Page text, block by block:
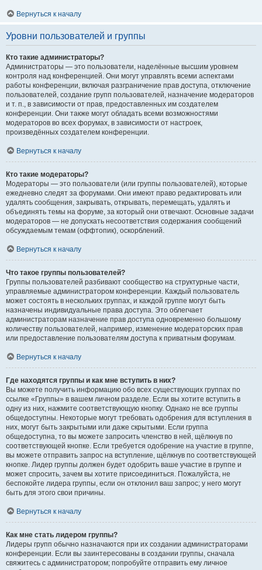
Вернуться к началу
Уровни пользователей и группы
Кто такие администраторы?
Администраторы — это пользователи, наделённые высшим уровнем
контроля над конференцией. Они могут управлять всеми аспектами
работы конференции, включая разграничение прав доступа, отключение
пользователей, создание групп пользователей, назначение модераторов
и т. п., в зависимости от прав, предоставленных им создателем
конференции. Они также могут обладать всеми возможностями
модераторов во всех форумах, в зависимости от настроек,
произведённых создателем конференции.
Вернуться к началу
Кто такие модераторы?
Модераторы — это пользователи (или группы пользователей), которые
ежедневно следят за форумами. Они имеют право редактировать или
удалять сообщения, закрывать, открывать, перемещать, удалять и
объединять темы на форуме, за который они отвечают. Основные задачи
модераторов — не допускать несоответствия содержания сообщений
обсуждаемым темам (оффтопик), оскорблений.
Вернуться к началу
Что такое группы пользователей?
Группы пользователей разбивают сообщество на структурные части,
управляемые администратором конференции. Каждый пользователь
может состоять в нескольких группах, и каждой группе могут быть
назначены индивидуальные права доступа. Это облегчает
администраторам назначение прав доступа одновременно большому
количеству пользователей, например, изменение модераторских прав
или предоставление пользователям доступа к приватным форумам.
Вернуться к началу
Где находятся группы и как мне вступить в них?
Вы можете получить информацию обо всех существующих группах по
ссылке «Группы» в вашем личном разделе. Если вы хотите вступить в
одну из них, нажмите соответствующую кнопку. Однако не все группы
общедоступны. Некоторые могут требовать одобрения для вступления в
них, могут быть закрытыми или даже скрытыми. Если группа
общедоступна, то вы можете запросить членство в ней, щёлкнув по
соответствующей кнопке. Если требуется одобрение на участие в группе,
вы можете отправить запрос на вступление, щёлкнув по соответствующей
кнопке. Лидер группы должен будет одобрить ваше участие в группе и
может спросить, зачем вы хотите присоединиться. Пожалуйста, не
беспокойте лидера группы, если он отклонил ваш запрос; у него могут
быть для этого свои причины.
Вернуться к началу
Как мне стать лидером группы?
Лидеры групп обычно назначаются при их создании администраторами
конференции. Если вы заинтересованы в создании группы, сначала
свяжитесь с администратором; попробуйте отправить ему личное